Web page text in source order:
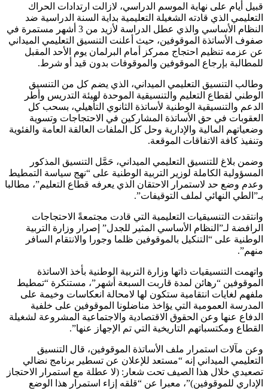
قبيل أيام على نهاية الموسم الدراسي، لازالت ارتدادات الحراك
التعليمي الذي قادته الشغيلة التعليمية بداية السنة الدراسية ضد
النظام الأساسي والذي عطل الدراسة لأزيد من 3 أشهر مستمرة في
صفوف الأساتذة الموقوفين، حيث أعلنت التنسيق التعليمي الميداني
عن عزمه تنظيم احتجاج ممركز أمام البرلمان يوم الأحد المقبل
للمطالبة بإرجاع الموقوفين والموقوفات بدون قيد أو شرط.
وطالب التنسيق التعليمي الميداني، الذي يضم كل من التنسيق
الوطني لقطاع التعليم والتنسيقية الموحدة لهيئة التدريس وأطر
الدعم والتنسيقية الوطنية لأساتذة الثانوي التأهيلي، بسحب كل
العقوبات في حق الأساتذة المشاركين في الاحتجاجات وتسوية
وضعياتهم المالية والإدارية وحل كل الملفات العالقة العامة والفئوية
وتنفيذ كافة الاتفاقات الموقعة.
وضمن بلاغ للتنسيق التعليمي الميداني، حَمَّل التنسيق المذكور
المسؤولية الكاملة لوزير التربية الوطنية على “نهج سياسة التمطيط
وعدم وضع حد لاستمرار الاحتقان الذي يعرفه قطاع التعليم”، مطالبا
بـ”الطي النهائي لملف التوقيفات”.
وانتقدت التنسيقيات التعليمية التي قادت مجتمعةً الاحتجاجات
الرافضة لـ”النظام الأساسي المثير للجدل” إصرار وزارة التربية
الوطنية على “التنكيل بالموقوفين ظلما وجورا والانتقام السافر
منهم”.
واتهمت التنسيقيات ذاتها وزارة التربية الوطنية بأخذ الاساتذة
الموقوفين “رهائن لمدة قاربت السبعة أشهر”، مستنكرة “تمطيط
ملفهم لغايات انتقامية ستكون لها لامحالة انعكاسات وخيمة على
المدرسة العمومية التي يؤاخذ مناضلونا الموقوفين على خلفية
الدفاع عنها وعن الحقوق الاقتصادية والاجتماعية المشروعة لشغيلة
القطاع ومكتسباتهم التاريخية التي تم الإجهاز عنها”.
وعن مآلات استمرار ملف الأساتذة الموقوفين، قال التنسيق
التعليمي الميداني إنه “مستعد للإعلان عن تسطير برنامج نضالي
تصعيدي خلال هذا الصيف تحت شعار: (لا عطلة مع استمرار الاحتجاز
الإداري للموقوفين)”، معبرا عن “قلقه إزاء استمرار هذا الوضع